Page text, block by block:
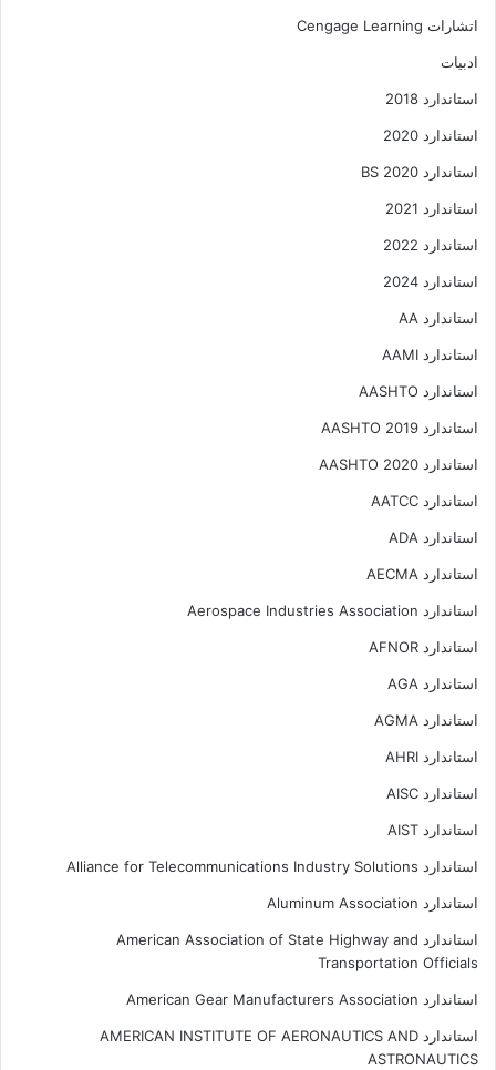
اتشارات Cengage Learning
ادبیات
استاندارد 2018
استاندارد 2020
استاندارد 2020 BS
استاندارد 2021
استاندارد 2022
استاندارد 2024
استاندارد AA
استاندارد AAMI
استاندارد AASHTO
استاندارد AASHTO 2019
استاندارد AASHTO 2020
استاندارد AATCC
استاندارد ADA
استاندارد AECMA
استاندارد Aerospace Industries Association
استاندارد AFNOR
استاندارد AGA
استاندارد AGMA
استاندارد AHRI
استاندارد AISC
استاندارد AIST
استاندارد Alliance for Telecommunications Industry Solutions
استاندارد Aluminum Association
استاندارد American Association of State Highway and
Transportation Officials
استاندارد American Gear Manufacturers Association
استاندارد AMERICAN INSTITUTE OF AERONAUTICS AND
ASTRONAUTICS